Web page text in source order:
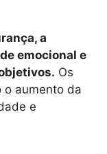
a
emocional e
Os
o aumento da
e